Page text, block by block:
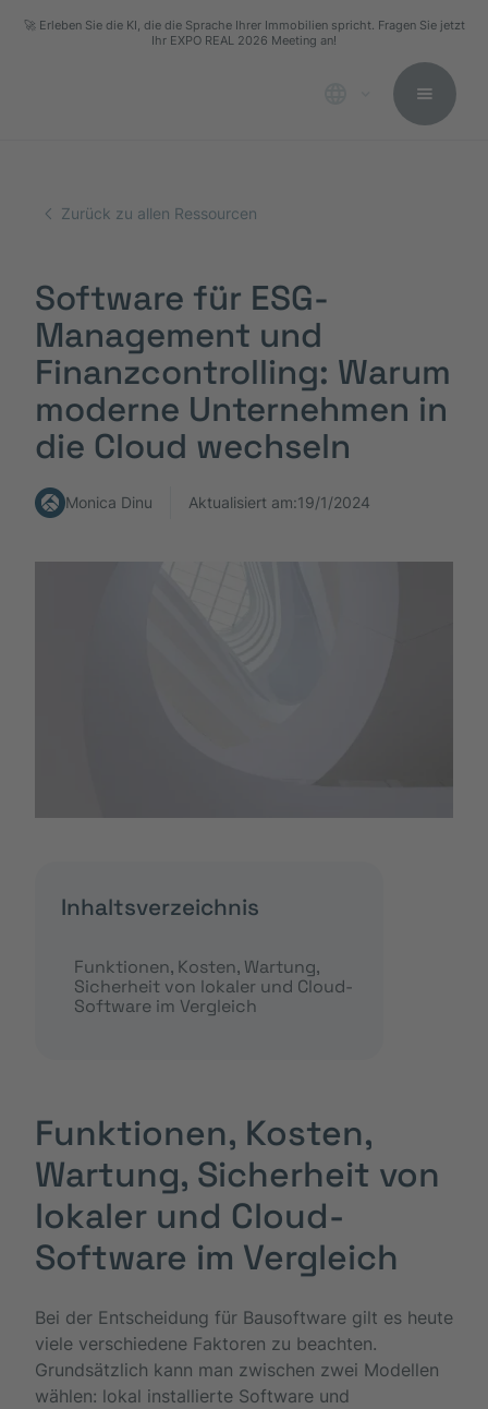
🚀 Erleben Sie die KI, die die Sprache Ihrer Immobilien spricht. Fragen Sie jetzt
Ihr EXPO REAL 2026 Meeting an!
Zurück zu allen Ressourcen
Software für ESG-
Management und
Finanzcontrolling: Warum
moderne Unternehmen in
die Cloud wechseln
Monica Dinu Aktualisiert am:19/1/2024
Inhaltsverzeichnis
Funktionen, Kosten, Wartung,
Sicherheit von lokaler und Cloud-
Software im Vergleich
Funktionen, Kosten,
Wartung, Sicherheit von
lokaler und Cloud-
Software im Vergleich
Bei der Entscheidung für Bausoftware gilt es heute
viele verschiedene Faktoren zu beachten.
Grundsätzlich kann man zwischen zwei Modellen
wählen: lokal installierte Software und